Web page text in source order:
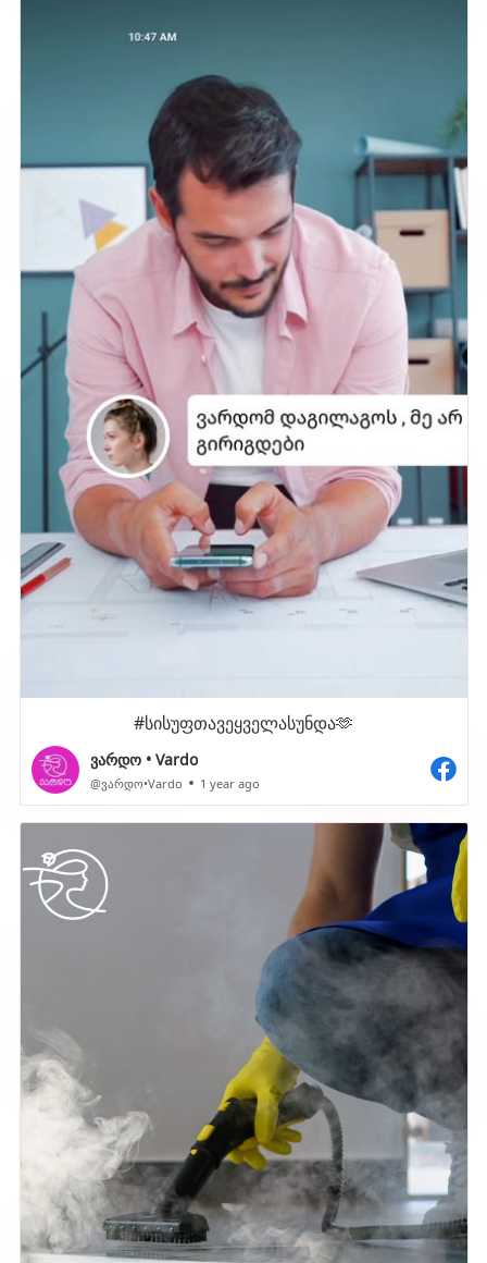
#სისუფთავეყველასუნდა🫶
ვარდო • Vardo
@ვარდო•Vardo 1 year ago